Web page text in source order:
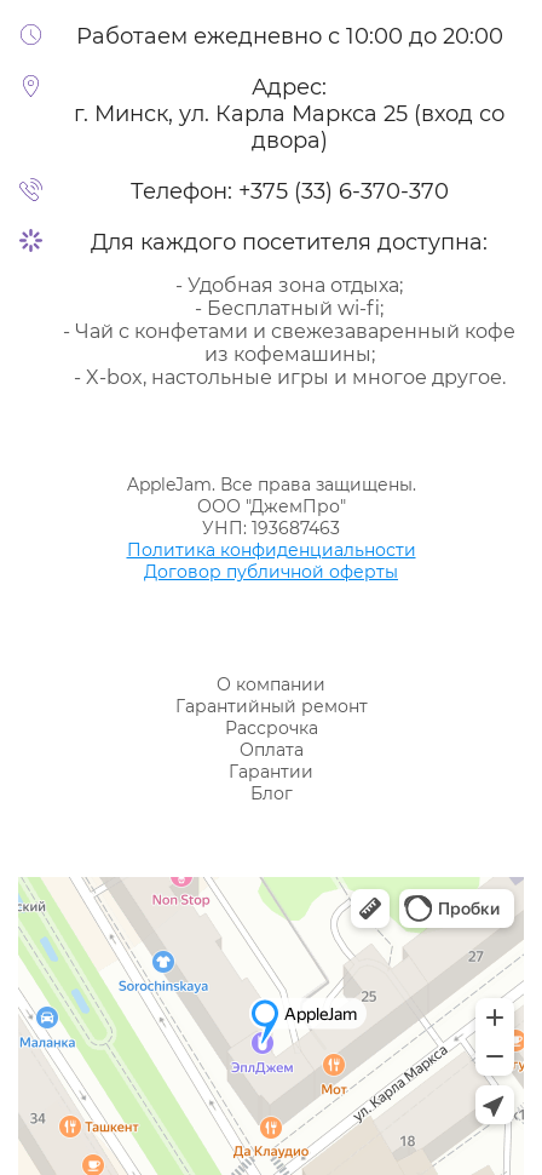
Работаем ежедневно с 10:00 до 20:00
Адрес:
г. Минск, ул. Карла Маркса 25 (вход со
двора)
Телефон: +375 (33) 6-370-370
Для каждого посетителя доступна:
- Удобная зона отдыха;
- Бесплатный wi-fi;
- Чай с конфетами и свежезаваренный кофе
из кофемашины;
- X-box, настольные игры и многое другое.
AppleJam. Все права защищены.
ООО "ДжемПро"
УНП: 193687463
Политика конфиденциальности
Договор публичной оферты
О компании
Гарантийный ремонт
Рассрочка
Оплата
Гарантии
Блог